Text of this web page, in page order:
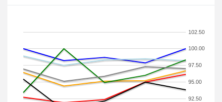
92.50
95.00
97.50
100.00
102.50